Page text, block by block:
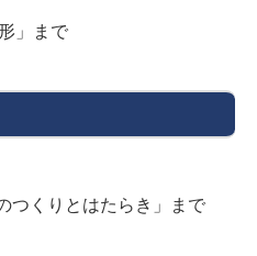
」まで
つくりとはたらき」まで